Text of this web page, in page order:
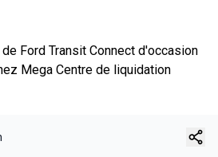
Ford Transit Connect d'occasion
Mega Centre de liquidation